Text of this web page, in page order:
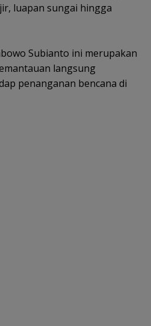
luapan sungai hingga
Subianto ini merupakan
langsung
penanganan bencana di